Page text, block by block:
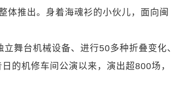
体推出。身着海魂衫的小伙儿，面向闽
舞台机械设备、进行50多种折叠变化、
的机修车间公演以来，演出超800场，